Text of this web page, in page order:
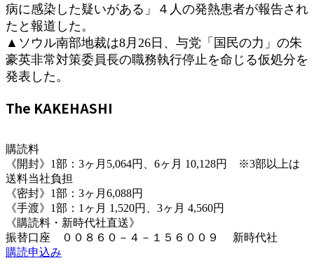
病に感染した疑いがある」４人の発熱患者が報告され
たと報道した。
▲ソウル南部地裁は8月26日、与党「国民の力」の朱
豪英非常対策委員長の職務執行停止を命じる仮処分を
発表した。
The KAKEHASHI
購読料
《開封》1部：3ヶ月5,064円、6ヶ月 10,128円 ※3部以上は
送料当社負担
《密封》1部：3ヶ月6,088円
《手渡》1部：1ヶ月 1,520円、3ヶ月 4,560円
《購読料・新時代社直送》
振替口座 ００８６０－４－１５６００９ 新時代社
購読申込み